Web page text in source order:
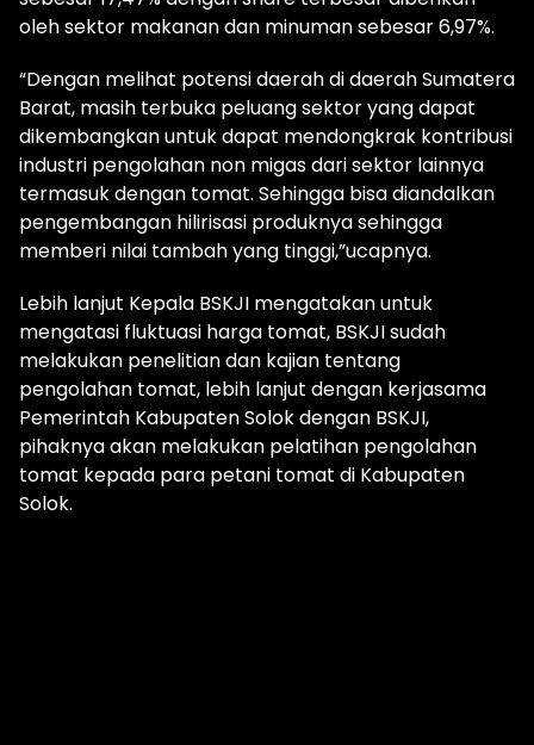
oleh sektor makanan dan minuman sebesar 6,97%.
“Dengan melihat potensi daerah di daerah Sumatera
Barat, masih terbuka peluang sektor yang dapat
dikembangkan untuk dapat mendongkrak kontribusi
industri pengolahan non migas dari sektor lainnya
termasuk dengan tomat. Sehingga bisa diandalkan
pengembangan hilirisasi produknya sehingga
memberi nilai tambah yang tinggi,”ucapnya.
Lebih lanjut Kepala BSKJI mengatakan untuk
mengatasi fluktuasi harga tomat, BSKJI sudah
melakukan penelitian dan kajian tentang
pengolahan tomat, lebih lanjut dengan kerjasama
Pemerintah Kabupaten Solok dengan BSKJI,
pihaknya akan melakukan pelatihan pengolahan
tomat kepada para petani tomat di Kabupaten
Solok.